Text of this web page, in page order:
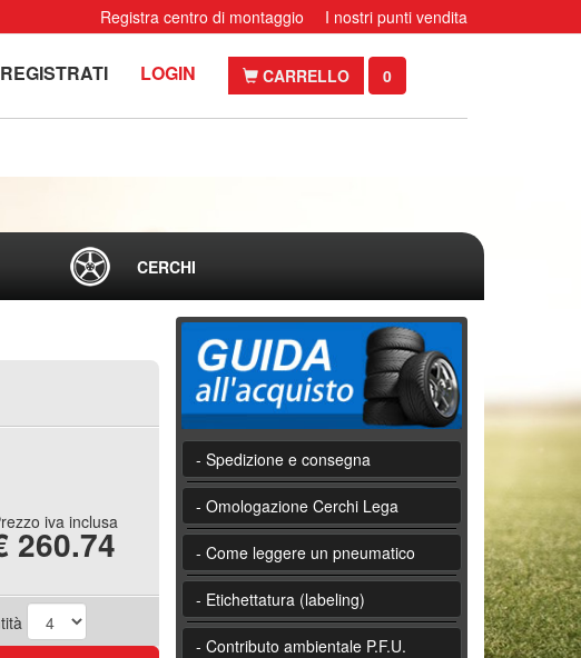
Registra centro di montaggio I nostri punti vendita
REGISTRATI LOGIN CARRELLO 0
CERCHI
iva inclusa
260.74
- Spedizione e consegna
- Omologazione Cerchi Lega
- Come leggere un pneumatico
- Etichettatura (labeling)
- Contributo ambientale P.F.U.